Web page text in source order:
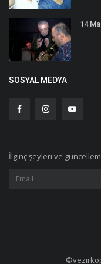
14
SOSYAL MEDYA
İlginç şeyleri ve